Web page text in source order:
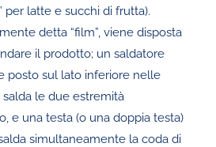
per latte e succhi di frutta).
detta “film”, viene disposta
il prodotto; un saldatore
posto sul lato inferiore nelle
le due estremità
e una testa (o una doppia testa)
simultaneamente la coda di